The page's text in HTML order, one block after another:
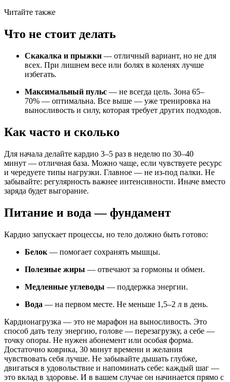
Читайте также
Что не стоит делать
Скакалка и прыжки — отличный вариант, но не для
всех. При лишнем весе или болях в коленях лучше
избегать.
Максимальный пульс — не всегда цель. Зона 65–
70% — оптимальна. Все выше — уже тренировка на
выносливость и силу, которая требует других подходов.
Как часто и сколько
Для начала делайте кардио 3–5 раз в неделю по 30–40
минут — отличная база. Можно чаще, если чувствуете ресурс
и чередуете типы нагрузки. Главное — не из-под палки. Не
забывайте: регулярность важнее интенсивности. Иначе вместо
заряда будет выгорание.
Питание и вода — фундамент
Кардио запускает процессы, но тело должно быть готово:
Белок — помогает сохранять мышцы.
Полезные жиры — отвечают за гормоны и обмен.
Медленные углеводы — поддержка энергии.
Вода — на первом месте. Не меньше 1,5–2 л в день.
Кардионагрузка — это не марафон на выносливость. Это
способ дать телу энергию, голове — перезагрузку, а себе —
точку опоры. Не нужен абонемент или особая форма.
Достаточно коврика, 30 минут времени и желания
чувствовать себя лучше. Не забывайте дышать глубже,
двигаться в удовольствие и напоминать себе: каждый шаг —
это вклад в здоровье. И в вашем случае он начинается прямо с